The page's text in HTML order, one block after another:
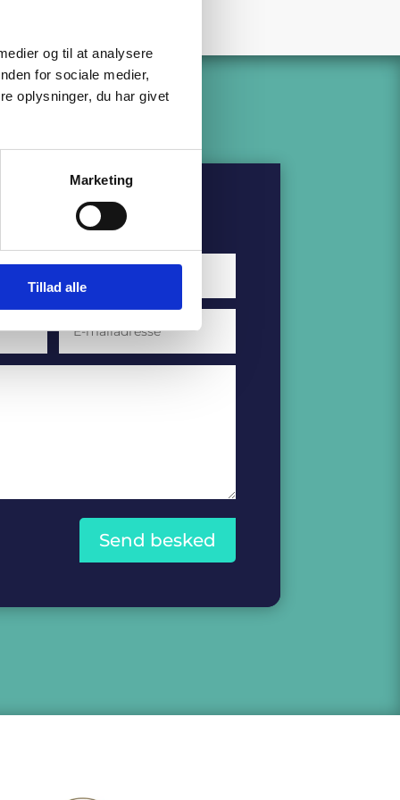
og til at analysere
for sociale medier,
oplysninger, du har givet
Marketing
Tillad alle
Send besked